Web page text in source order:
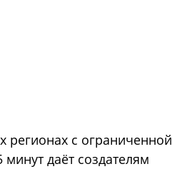
регионах с ограниченной
даёт создателям